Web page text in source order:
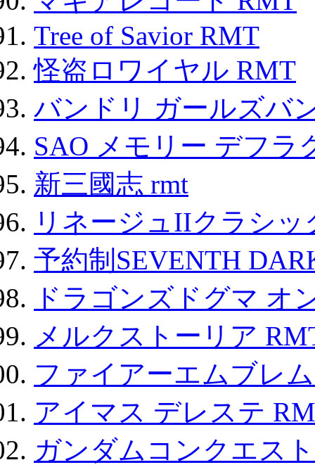
Tree of Savior RMT
怪盗ロワイヤル RMT
バンドリ ガールズバ
SAO メモリー デフラ
新三國志 rmt
リネージュIIクラシ
予約制SEVENTH
ドラゴンズドグマ オ
メルクストーリア
ファイアーエムブレ
アイマス デレステ
ガンダムコンクエスト